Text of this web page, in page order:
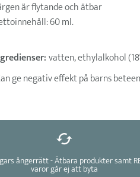
är flytande och ätbar
60 ml.
vatten, ethylalkohol
ge negativ effekt på barns
ångerrätt - Ätbara produkter samt
varor går ej att byta